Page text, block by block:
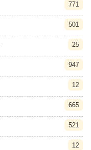
771
501
25
947
12
665
521
12